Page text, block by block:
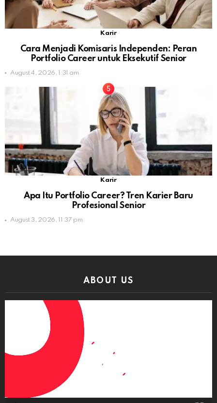
Karir
Cara Menjadi Komisaris Independen: Peran
Portfolio Career untuk Eksekutif Senior
August 4, 2026, 1:31 am
Karir
Apa Itu Portfolio Career? Tren Karier Baru
Profesional Senior
August 3, 2026, 11:37 pm
ABOUT US